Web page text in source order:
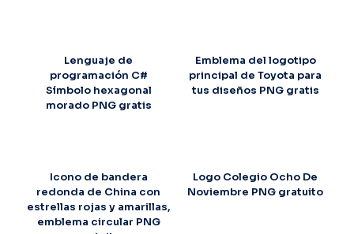
Lenguaje de
programación C#
Símbolo hexagonal
morado PNG gratis
Emblema del logotipo
principal de Toyota para
tus diseños PNG gratis
Icono de bandera
redonda de China con
estrellas rojas y amarillas,
emblema circular PNG
Logo Colegio Ocho De
Noviembre PNG gratuito